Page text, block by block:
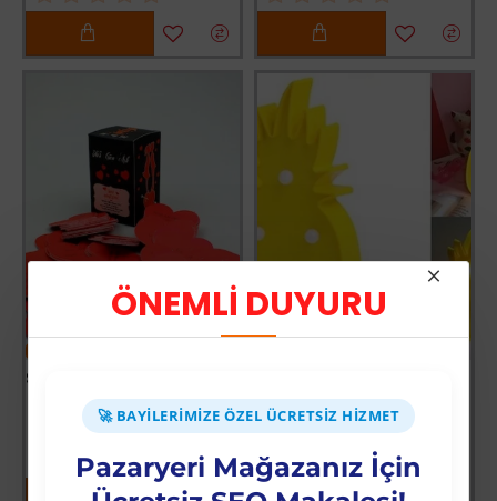
ÖNEMLİ DUYURU
🚀 BAYILERIMIZE ÖZEL ÜCRETSIZ HIZMET
Pazaryeri Mağazanız İçin
Üyelere Özel Fiyat
Üye Olunuz
Üyelere Özel Fiyat
Üye Olunuz